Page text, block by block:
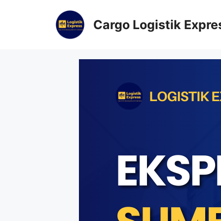
Cargo Logistik